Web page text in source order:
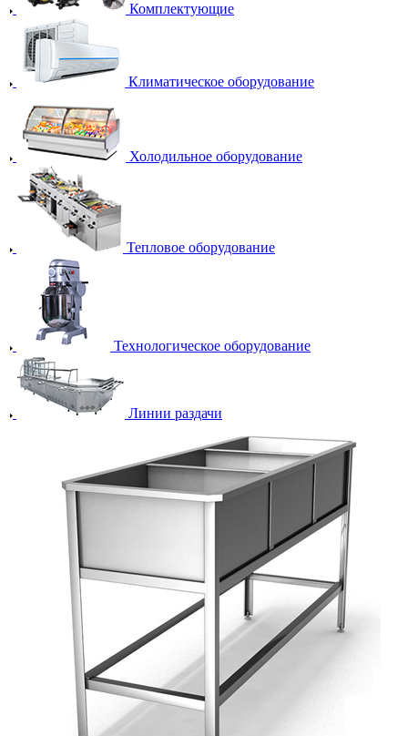
Комплектующие
Климатическое оборудование
Холодильное оборудование
Тепловое оборудование
Технологическое оборудование
Линии раздачи